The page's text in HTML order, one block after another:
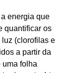
energia que
quantificar os
(clorofilas e
a partir da
uma folha